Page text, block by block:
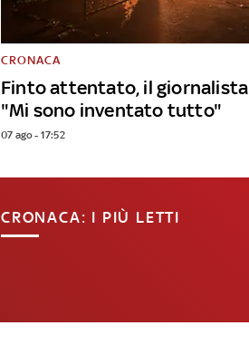
Finto attentato, il giornalista
"Mi sono inventato tutto"
CRONACA
07 ago - 17:52
CRONACA: I PIÙ LETTI